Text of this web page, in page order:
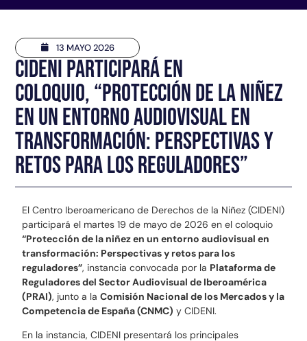
13 MAYO 2026
CIDENI participará en
coloquio, “Protección de la niñez
en un entorno audiovisual en
transformación: Perspectivas y
retos para los reguladores”
El Centro Iberoamericano de Derechos de la Niñez (CIDENI)
participará el martes 19 de mayo de 2026 en el coloquio
“Protección de la niñez en un entorno audiovisual en
transformación: Perspectivas y retos para los
reguladores”, instancia convocada por la Plataforma de
Reguladores del Sector Audiovisual de Iberoamérica
(PRAI), junto a laComisión Nacional de los Mercados y la
Competencia de España (CNMC) y CIDENI.
En la instancia, CIDENI presentará los principales